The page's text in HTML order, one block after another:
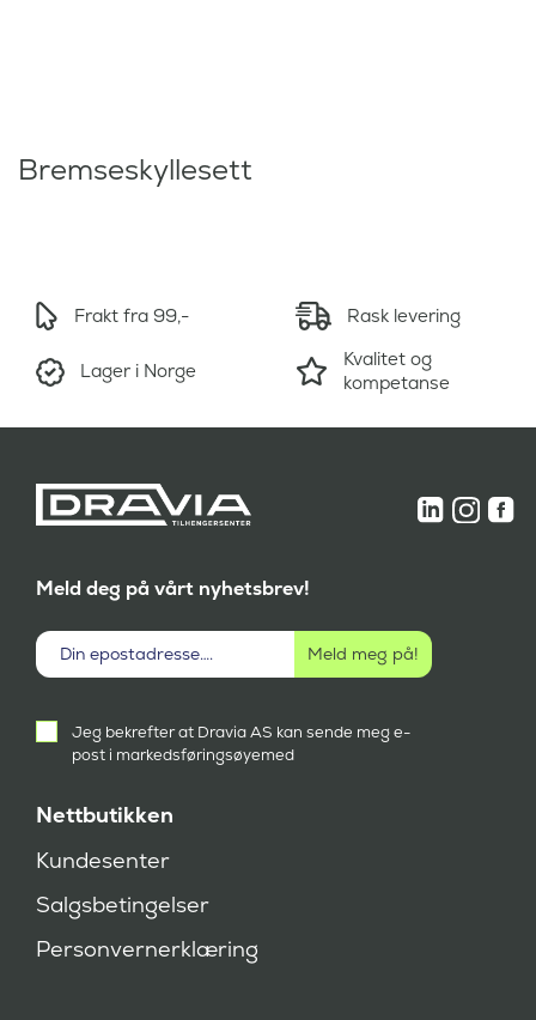
Bremseskyllesett
Frakt fra 99,- Rask levering
Lager i Norge
Kvalitet og
kompetanse
Nettbutikken
Kundesenter
Salgsbetingelser
Personvernerklæring
Meld deg på vårt nyhetsbrev!
samtykke
k
e
d
Jeg bekrefter at Dravia AS kan sende meg e-
post i markedsføringsøyemed